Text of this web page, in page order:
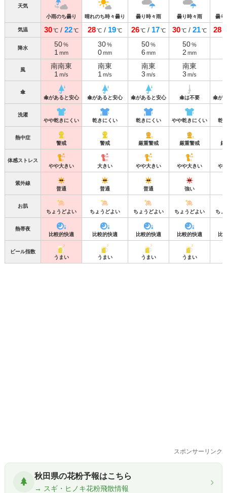
天気
小雨のち曇り
晴れのち時々曇り 曇り時々雨 曇り時々雨 曇り
気温 30℃/ 22℃ 28℃/ 19℃ 26℃/ 17℃ 30℃/ 21℃ 28
降水 50%
1 mm
30%
0mm
50%
6 mm
50%
2 mm
風
南南東
1 m/s
南東
1 m/s
南東
3 m/s
南東
3 m/s
傘
傘があると安心
傘があると安心 傘があると安心 傘は不要 傘が
洗濯
やや乾きにくい
乾きにくい 乾きにくい やや乾きにくい 乾
熱中症
警戒
警戒 厳重警戒 厳重警戒 厳
体感ストレス
やや大きい
大きい やや大きい やや大きい や
紫外線
普通
普通 普通 強い
お肌
ちょうどよい
ちょうどよい ちょうどよい ちょうどよい ちょ
熱帯夜
比較的快適
比較的快適 比較的快適 比較的快適 比
ビール指数
うまい
うまい うまい うまい
スポンサーリンク
秋田県の花粉予報はこちら
→ スギ・ヒノキ花粉飛散情報
›